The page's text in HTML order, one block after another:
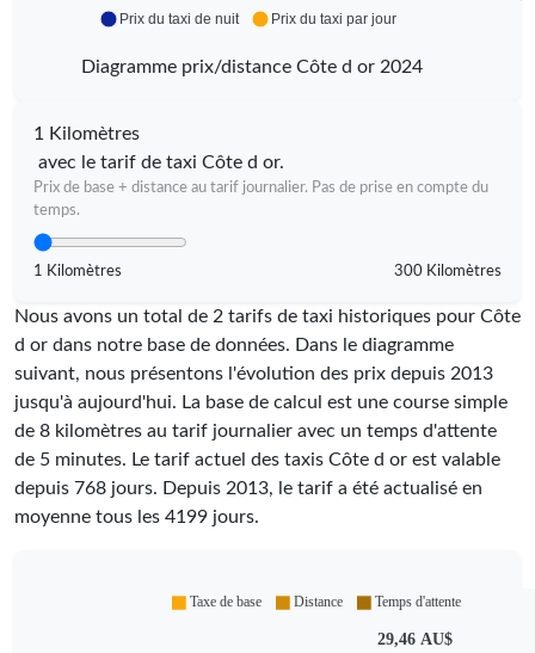
Prix du taxi de nuit Prix du taxi par jour
Diagramme prix/distance Côte d or 2024
1 Kilomètres
avec le tarif de taxi Côte d or.
Prix de base + distance au tarif journalier. Pas de prise en compte du
temps.
1 Kilomètres 300 Kilomètres
Nous avons un total de 2 tarifs de taxi historiques pour Côte
d or dans notre base de données. Dans le diagramme
suivant, nous présentons l'évolution des prix depuis 2013
jusqu'à aujourd'hui. La base de calcul est une course simple
de 8 kilomètres au tarif journalier avec un temps d'attente
de 5 minutes. Le tarif actuel des taxis Côte d or est valable
depuis 768 jours. Depuis 2013, le tarif a été actualisé en
moyenne tous les 4199 jours.
29,46 AU$
Taxe de base Distance Temps d'attente